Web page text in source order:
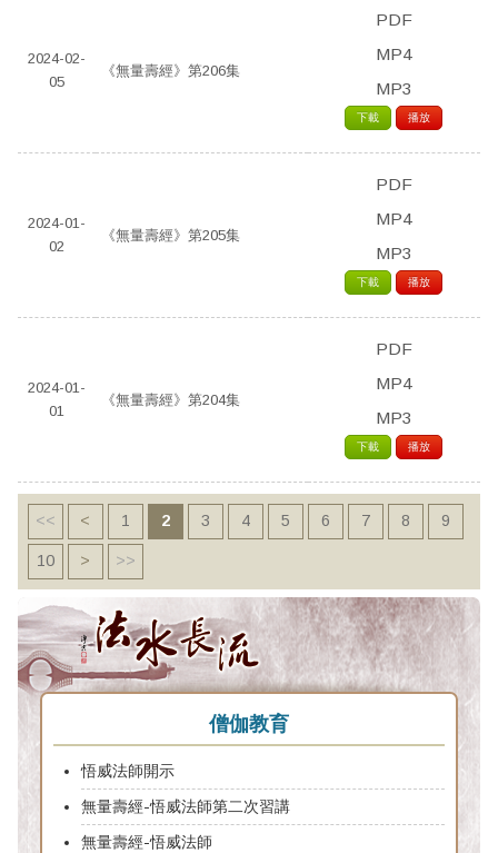
2024-02-
05
《無量壽經》第206集
PDF
MP4
MP3
下載 播放
2024-01-
02
《無量壽經》第205集
PDF
MP4
MP3
下載 播放
2024-01-
01
《無量壽經》第204集
PDF
MP4
MP3
下載 播放
<< < 1 2 3 4 5 6 7 8 9
10 > >>
僧伽教育
悟威法師開示
無量壽經-悟威法師第二次習講
無量壽經-悟威法師